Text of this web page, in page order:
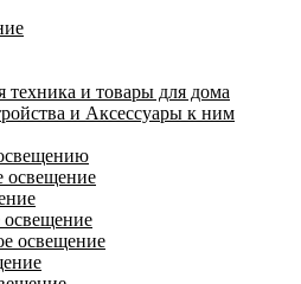
техника и товары для дома
и Аксессуары к ним
освещение
освещение